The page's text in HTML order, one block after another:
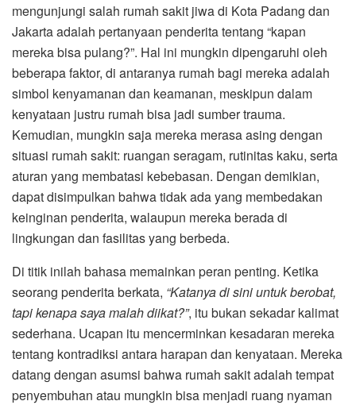
mengunjungi salah rumah sakit jiwa di Kota Padang dan
Jakarta adalah pertanyaan penderita tentang “kapan
mereka bisa pulang?”. Hal ini mungkin dipengaruhi oleh
beberapa faktor, di antaranya rumah bagi mereka adalah
simbol kenyamanan dan keamanan, meskipun dalam
kenyataan justru rumah bisa jadi sumber trauma.
Kemudian, mungkin saja mereka merasa asing dengan
situasi rumah sakit: ruangan seragam, rutinitas kaku, serta
aturan yang membatasi kebebasan. Dengan demikian,
dapat disimpulkan bahwa tidak ada yang membedakan
keinginan penderita, walaupun mereka berada di
lingkungan dan fasilitas yang berbeda.
Di titik inilah bahasa memainkan peran penting. Ketika
seorang penderita berkata, “Katanya di sini untuk berobat,
tapi kenapa saya malah diikat?”, itu bukan sekadar kalimat
sederhana. Ucapan itu mencerminkan kesadaran mereka
tentang kontradiksi antara harapan dan kenyataan. Mereka
datang dengan asumsi bahwa rumah sakit adalah tempat
penyembuhan atau mungkin bisa menjadi ruang nyaman